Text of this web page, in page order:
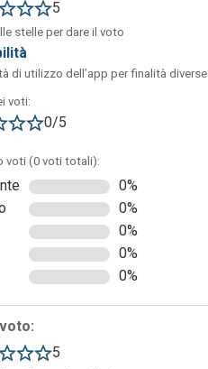
5
stelle per dare il voto
di utilizzo dell’app per finalità diverse
voti:
0/5
voti (0 voti totali):
0%
0%
0%
0%
0%
5